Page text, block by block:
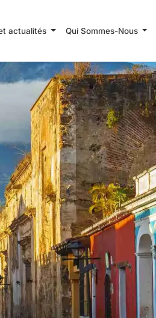
actualités Qui Sommes-Nous
Rechercher